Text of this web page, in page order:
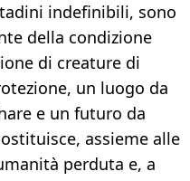
indefinibili, sono
della condizione
di creature di
un luogo da
e un futuro da
assieme alle
perduta e, a